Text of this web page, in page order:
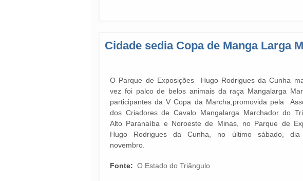
Cidade sedia Copa de Manga Larga
O Parque de Exposições Hugo Rodrigues da Cunha
vez foi palco de belos animais da raça Mangalarga
participantes da V Copa da Marcha,promovida pela
dos Criadores de Cavalo Mangalarga Marchador do
Alto Paranaíba e Noroeste de Minas, no Parque de
Hugo Rodrigues da Cunha, no último sábado,
novembro.
Fonte: O Estado do Triângulo